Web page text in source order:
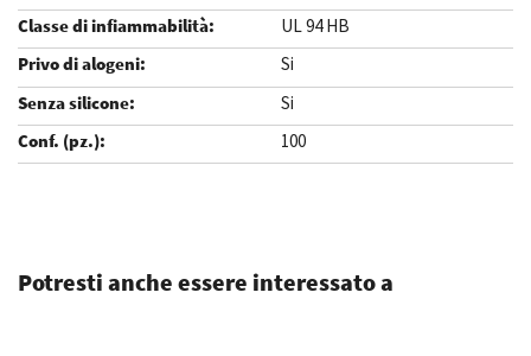
UL 94 HB
Si
Si
100
Potresti anche essere interessato a